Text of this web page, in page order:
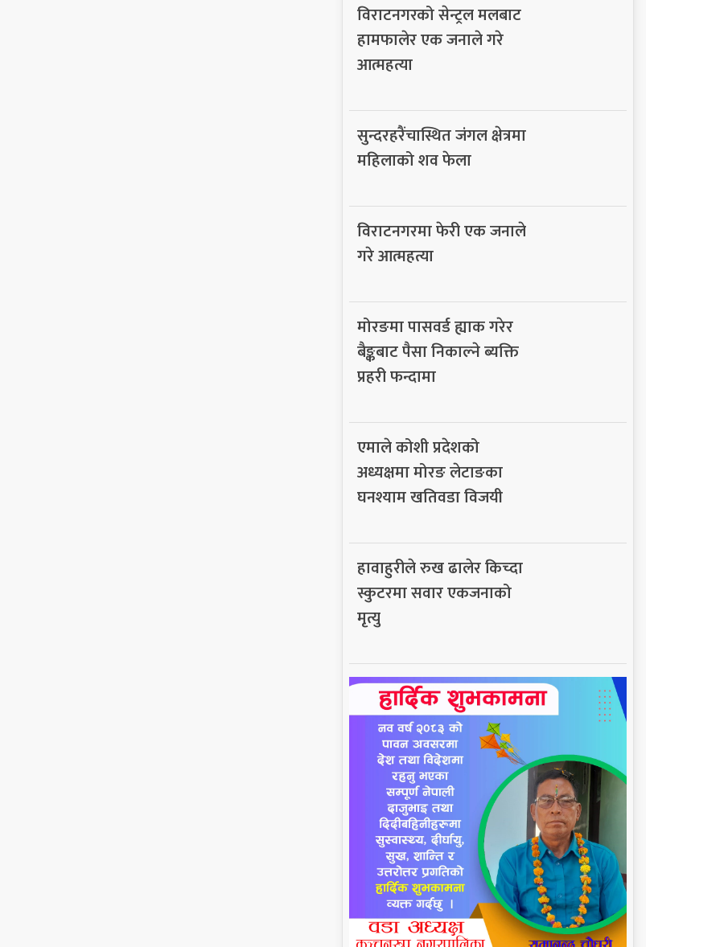
विराटनगरको सेन्ट्रल मलबाट
हामफालेर एक जनाले गरे
आत्महत्या
सुन्दरहरैंचास्थित जंगल क्षेत्रमा
महिलाको शव फेला
विराटनगरमा फेरी एक जनाले
गरे आत्महत्या
मोरङमा पासवर्ड ह्याक गरेर
बैङ्कबाट पैसा निकाल्ने ब्यक्ति
प्रहरी फन्दामा
एमाले कोशी प्रदेशको
अध्यक्षमा मोरङ लेटाङका
घनश्याम खतिवडा विजयी
हावाहुरीले रुख ढालेर किच्दा
स्कुटरमा सवार एकजनाको
मृत्यु